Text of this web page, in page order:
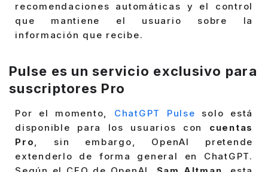
recomendaciones automáticas y el control
que mantiene el usuario sobre la
información que recibe.
Pulse es un servicio exclusivo para
suscriptores Pro
Por el momento, ChatGPT Pulse solo está
disponible para los usuarios con cuentas
Pro, sin embargo, OpenAI pretende
extenderlo de forma general en ChatGPT.